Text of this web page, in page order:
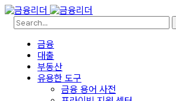
금융
대출
부동산
유용한 도구
금융 용어 사전